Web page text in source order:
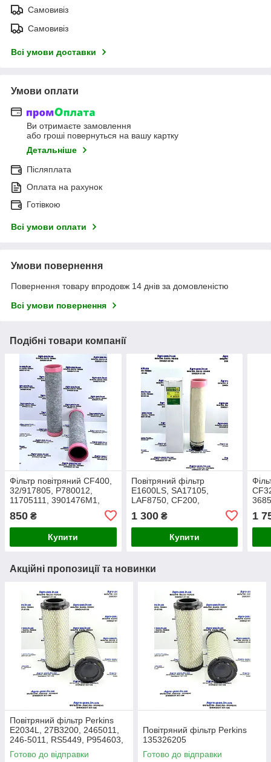
Самовивіз
Самовивіз
Всі умови доставки
Умови оплати
Ви отримаєте замовлення
або гроші повернуться на вашу картку
Детальніше
Післяплата
Оплата на рахунок
Готівкою
Всі умови оплати
Умови повернення
Повернення товару впродовж 14 днів за домовленістю
Всі умови повернення
Подібні товари компанії
Фільтр повітряний CF400,
32/917805, P780012,
11705111, 3901476M1,
H117200090160, AR2004W
850 ₴
Купити
Повітряний фільтр
E1600LS, SA17105,
LAF8750, CF200,
AF25728, RS3943,
P780024, CR0049
1 300₴
Купити
1
Акційні пропозиції та новинки
Повітряний фільтр Perkins
E2034L, 27B3200, 2465011,
246-5011, RS5449, P954603,
AF26659, 49205, SA16350,
915-851, 20000-13715
Готово до відправки
Повітряний фільтр Perkins
135326205
Готово до відправки